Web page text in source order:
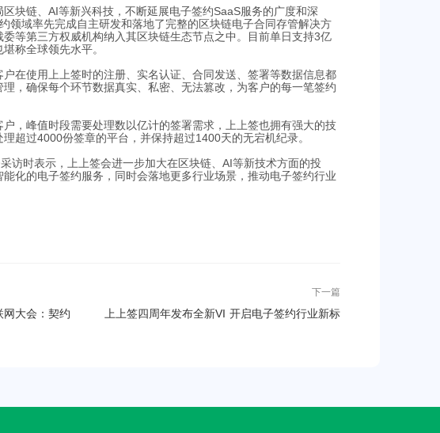
块链、AI等新兴科技，不断延展电子签约SaaS服务的广度和深
领域率先完成自主研发和落地了完整的区块链电子合同存管解决方
等第三方权威机构纳入其区块链生态节点之中。目前单日支持3亿
称全球领先水平。
在使用上上签时的注册、实名认证、合同发送、签署等数据信息都
，确保每个环节数据真实、私密、无法篡改，为客户的每一笔签约
，峰值时段需要处理数以亿计的签署需求，上上签也拥有强大的技
超过4000份签章的平台，并保持超过1400天的无宕机纪录。
访时表示，上上签会进一步加大在区块链、AI等新技术方面的投
化的电子签约服务，同时会落地更多行业场景，推动电子签约行业
网大会：契约
下一篇
上上签四周年发布全新VI 开启电子签约行业新标